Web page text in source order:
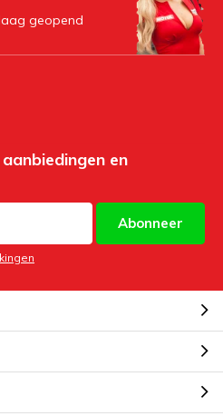
geopend
en
Abonneer